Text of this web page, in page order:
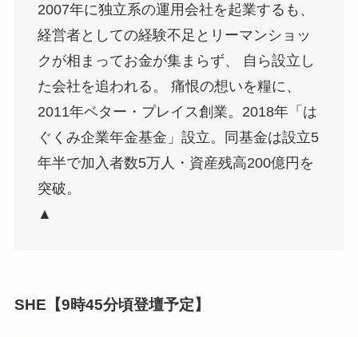
2007年に独立系の運用会社を起業するも、
経営者としての経験不足とリーマンショッ
クが相まってお金が集まらず、 自ら設立し
た会社を追われる。 痛恨の想いを糧に、
2011年ベター・プレイス創業。2018年「は
ぐくみ企業年金基金」設立。同基金は設立5
年半で加入者数5万人・資産残高200億円を
突破。
▲
SHE【9時45分頃登壇予定】